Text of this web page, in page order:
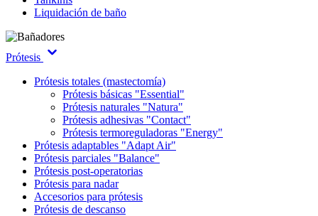
Liquidación de baño
Prótesis
Prótesis totales (mastectomía)
Prótesis básicas "Essential"
Prótesis naturales "Natura"
Prótesis adhesivas "Contact"
Prótesis termoreguladoras "Energy"
Prótesis adaptables "Adapt Air"
Prótesis parciales "Balance"
Prótesis post-operatorias
Prótesis para nadar
Accesorios para prótesis
Prótesis de descanso